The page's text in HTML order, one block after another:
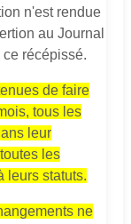
n'est rendue
au Journal
récépissé.
de faire
tous les
leur
les
leurs statuts.
ne